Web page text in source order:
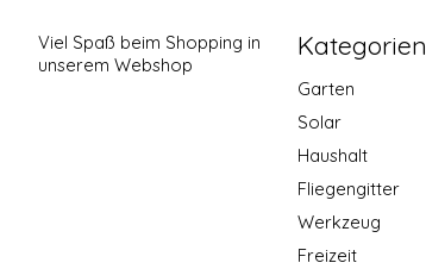
Viel Spaß beim Shopping in
unserem Webshop
Kategorien
Garten
Solar
Haushalt
Fliegengitter
Werkzeug
Freizeit